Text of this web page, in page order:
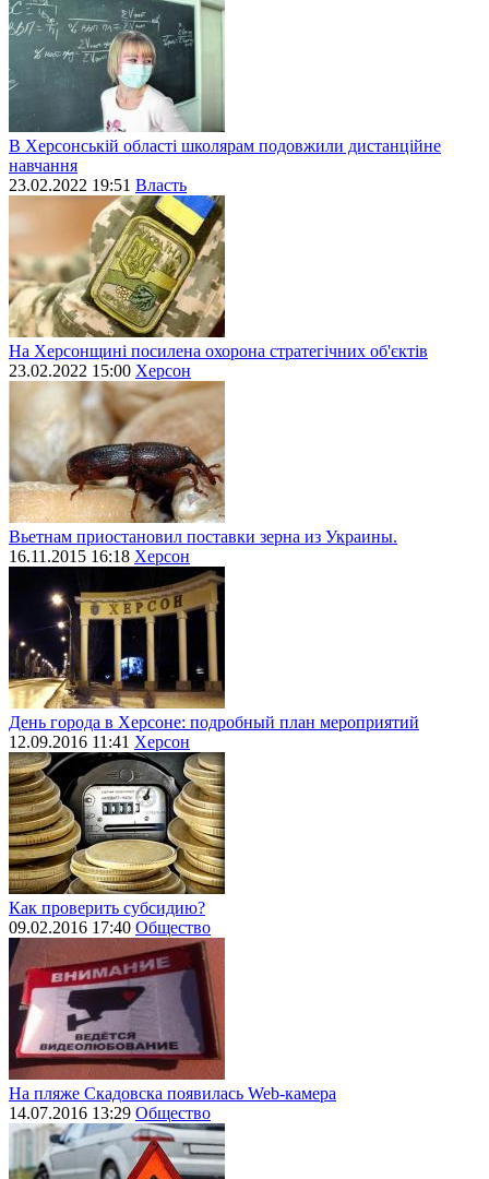
В Херсонській області школярам подовжили дистанційне
навчання
23.02.2022 19:51 Власть
На Херсонщині посилена охорона стратегічних об'єктів
23.02.2022 15:00 Херсон
Вьетнам приостановил поставки зерна из Украины.
16.11.2015 16:18 Херсон
День города в Херсоне: подробный план мероприятий
12.09.2016 11:41 Херсон
Как проверить субсидию?
09.02.2016 17:40 Общество
На пляже Скадовска появилась Web-камера
14.07.2016 13:29 Общество